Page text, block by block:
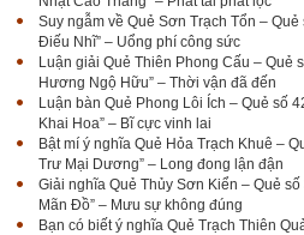
Suy ngẫm về Quẻ Sơn Trạch Tổn –
Điếu Nhĩ” – Uổng phí công sức
Luận giải Quẻ Thiên Phong Cấu – Quẻ
Hương Ngộ Hữu” – Thời vận đã đến
Luận bàn Quẻ Phong Lôi Ích – Quẻ số
Khai Hoa” – Bĩ cực vinh lai
Bật mí ý nghĩa Quẻ Hỏa Trạch Khuê –
Trư Mại Dương” – Long đong lận đận
Giải nghĩa Quẻ Thủy Sơn Kiển – Quẻ
Mãn Đồ” – Mưu sự không đúng
Bạn có biết ý nghĩa Quẻ Trạch Thiên